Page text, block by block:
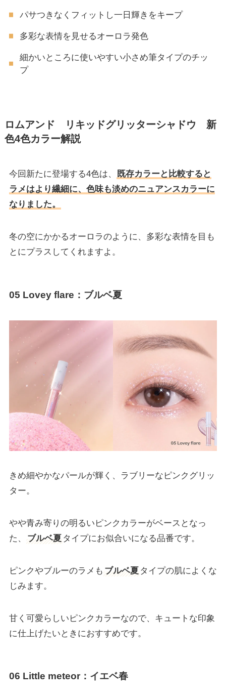
パサつきなくフィットし一日輝きをキープ
多彩な表情を見せるオーロラ発色
細かいところに使いやすい小さめ筆タイプのチッ
プ
ロムアンド リキッドグリッターシャドウ 新
色4色カラー解説
今回新たに登場する4色は、
既存カラーと比較すると
ラメはより繊細に、色味も淡めのニュアンスカラーに
なりました。
冬の空にかかるオーロラのように、多彩な表情を目も
とにプラスしてくれますよ。
05 Lovey flare：ブルベ夏
きめ細やかなパールが輝く、ラブリーなピンクグリッ
ター。
やや青み寄りの明るいピンクカラーがベースとなっ
た、
ブルベ夏 タイプにお似合いになる品番です。
ピンクやブルーのラメも ブルベ夏 タイプの肌によくな
じみます。
甘く可愛らしいピンクカラーなので、キュートな印象
に仕上げたいときにおすすめです。
06 Little meteor：イエベ春